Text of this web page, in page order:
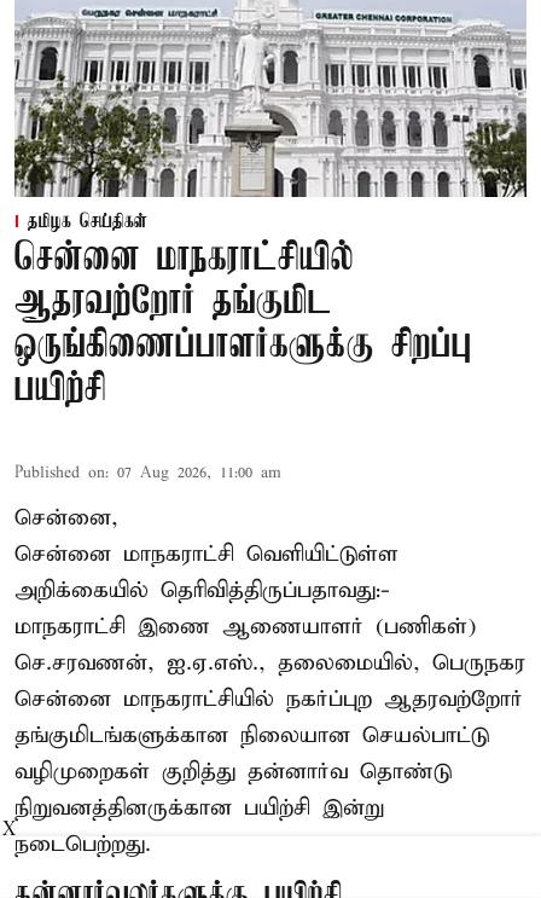
தமிழக செய்திகள்
சென்னை மாநகராட்சியில்
ஆதரவற்றோர் தங்குமிட
ஒருங்கிணைப்பாளர்களுக்கு சிறப்பு
பயிற்சி
Published on: 07 Aug 2026, 11:00 am
சென்னை,
சென்னை மாநகராட்சி வெளியிட்டுள்ள
அறிக்கையில் தெரிவித்திருப்பதாவது:-
மாநகராட்சி இணை ஆணையாளர் (பணிகள்)
செ.சரவணன், ஐ.ஏ.எஸ்., தலைமையில், பெருநகர
சென்னை மாநகராட்சியில் நகர்ப்புற ஆதரவற்றோர்
தங்குமிடங்களுக்கான நிலையான செயல்பாட்டு
வழிமுறைகள் குறித்து தன்னார்வ தொண்டு
நிறுவனத்தினருக்கான பயிற்சி இன்று
நடைபெற்றது.
X